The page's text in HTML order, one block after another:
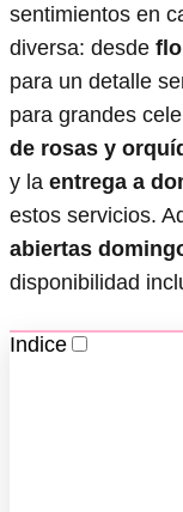
sentimientos en
diversa: desde
para un detalle
para grandes
de rosas y
y la entrega a
estos servicios.
abiertas
disponibilidad
Indice